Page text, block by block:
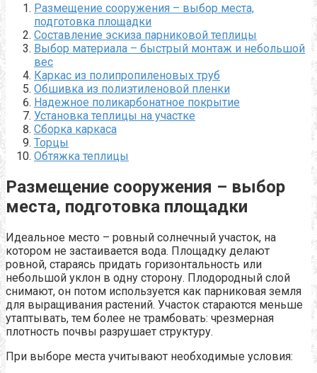
Размещение сооружения – выбор места,
подготовка площадки
Составление эскиза парниковой теплицы
Выбор материала – быстрый монтаж и небольшой
вес
Каркас из полипропиленовых труб
Обшивка из полиэтиленовой пленки
Надежное поликарбонатное покрытие
Установка теплицы на участке
Сборка каркаса
Торцы
Обтяжка теплицы
Размещение сооружения – выбор
места, подготовка площадки
Идеальное место – ровный солнечный участок, на
котором не застаивается вода. Площадку делают
ровной, стараясь придать горизонтальность или
небольшой уклон в одну сторону. Плодородный слой
снимают, он потом используется как парниковая земля
для выращивания растений. Участок стараются меньше
утаптывать, тем более не трамбовать: чрезмерная
плотность почвы разрушает структуру.
При выборе места учитывают необходимые условия: